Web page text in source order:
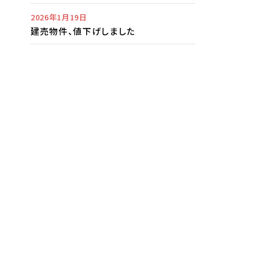
2026年1月19日
建売物件、値下げしました